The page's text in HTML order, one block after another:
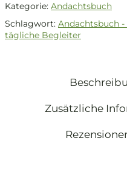
Kategorie: Andachtsbuch
Schlagwort: Andachtsbuch -
tägliche Begleiter
Zusätzliche